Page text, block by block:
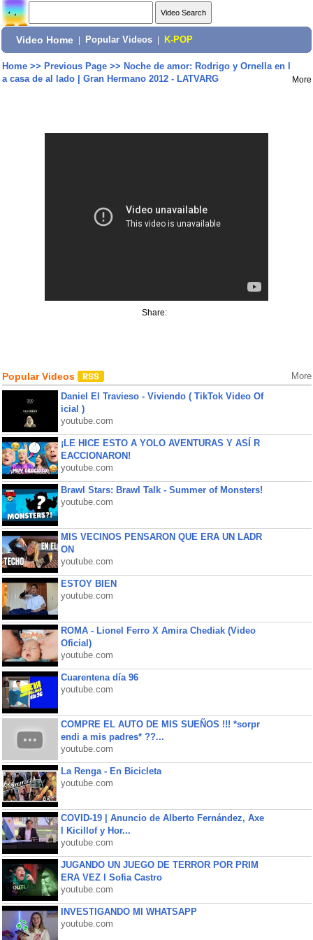
Video Home Popular Videos K-POP
Home>> Previous Page>> Noche de amor: Rodrigo y Ornella en l
a casa de al lado | Gran Hermano 2012 - LATVARG
More
Share:
Popular Videos More
Daniel El Travieso - Viviendo ( TikTok Video Of
icial )
youtube.com
¡LE HICE ESTO A YOLO AVENTURAS Y ASÍ R
EACCIONARON!
youtube.com
Brawl Stars: Brawl Talk - Summer of Monsters!
youtube.com
MIS VECINOS PENSARON QUE ERA UN LADR
ON
youtube.com
ESTOY BIEN
youtube.com
ROMA - Lionel Ferro X Amira Chediak (Video
Oficial)
youtube.com
Cuarentena día 96
youtube.com
COMPRE EL AUTO DE MIS SUEÑOS !!! *sorpr
endi a mis padres* ??...
youtube.com
La Renga - En Bicicleta
youtube.com
COVID-19 | Anuncio de Alberto Fernández, Axe
l Kicillof y Hor...
youtube.com
JUGANDO UN JUEGO DE TERROR POR PRIM
ERA VEZ l Sofia Castro
youtube.com
INVESTIGANDO MI WHATSAPP
youtube.com